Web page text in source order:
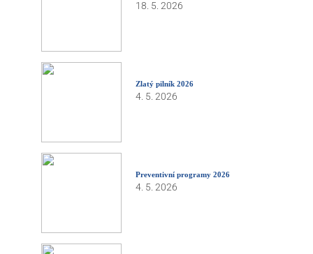
18. 5. 2026
Zlatý pilník 2026
4. 5. 2026
Preventivní programy 2026
4. 5. 2026